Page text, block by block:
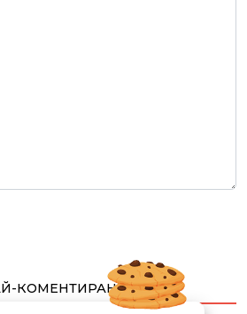
КОМЕНТИРАНИ